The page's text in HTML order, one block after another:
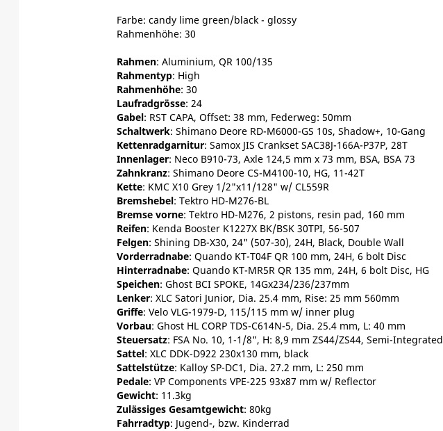
Farbe: candy lime green/black - glossy
Rahmenhöhe: 30
Rahmen: Aluminium, QR 100/135
Rahmentyp: High
Rahmenhöhe: 30
Laufradgrösse: 24
Gabel: RST CAPA, Offset: 38 mm, Federweg: 50mm
Schaltwerk: Shimano Deore RD-M6000-GS 10s, Shadow+, 10-Gang
Kettenradgarnitur: Samox JIS Crankset SAC38J-166A-P37P, 28T
Innenlager: Neco B910-73, Axle 124,5 mm x 73 mm, BSA, BSA 73
Zahnkranz: Shimano Deore CS-M4100-10, HG, 11-42T
Kette: KMC X10 Grey 1/2"x11/128" w/ CL559R
Bremshebel: Tektro HD-M276-BL
Bremse vorne: Tektro HD-M276, 2 pistons, resin pad, 160 mm
Reifen: Kenda Booster K1227X BK/BSK 30TPI, 56-507
Felgen: Shining DB-X30, 24" (507-30), 24H, Black, Double Wall
Vorderradnabe: Quando KT-T04F QR 100 mm, 24H, 6 bolt Disc
Hinterradnabe: Quando KT-MR5R QR 135 mm, 24H, 6 bolt Disc, HG
Speichen: Ghost BCI SPOKE, 14Gx234/236/237mm
Lenker: XLC Satori Junior, Dia. 25.4 mm, Rise: 25 mm 560mm
Griffe: Velo VLG-1979-D, 115/115 mm w/ inner plug
Vorbau: Ghost HL CORP TDS-C614N-5, Dia. 25.4 mm, L: 40 mm
Steuersatz: FSA No. 10, 1-1/8", H: 8,9 mm ZS44/ZS44, Semi-Integrated
Sattel: XLC DDK-D922 230x130 mm, black
Sattelstütze: Kalloy SP-DC1, Dia. 27.2 mm, L: 250 mm
Pedale: VP Components VPE-225 93x87 mm w/ Reflector
Gewicht: 11.3kg
Zulässiges Gesamtgewicht: 80kg
Fahrradtyp: Jugend-, bzw. Kinderrad